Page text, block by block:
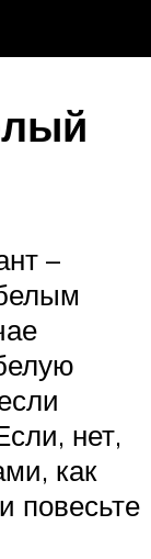
–
нет,
как
повесьте